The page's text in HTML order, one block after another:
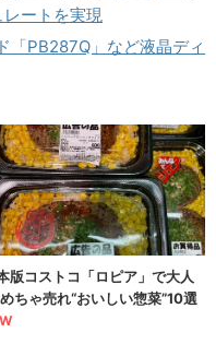
レートを実現
「PB287Q」など液晶ディ